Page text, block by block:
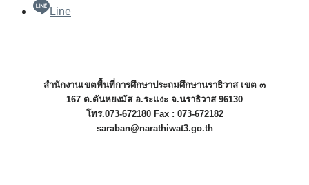
Line
สำนักงานเขตพื้นที่การศึกษาประถมศึกษานราธิวาส เขต ๓
167 ต.ตันหยงมัส อ.ระแงะ จ.นราธิวาส 96130
โทร.073-672180 Fax : 073-672182
saraban@narathiwat3.go.th